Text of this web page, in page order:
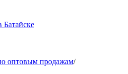
Батайске
оптовым продажам/